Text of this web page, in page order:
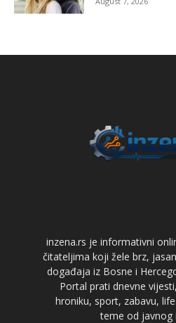
inzena.rs je informativni
čitateljima koji žele brz,
događaja iz Bosne i
Portal prati dnevne
hroniku, sport, zabavu,
teme od javnog